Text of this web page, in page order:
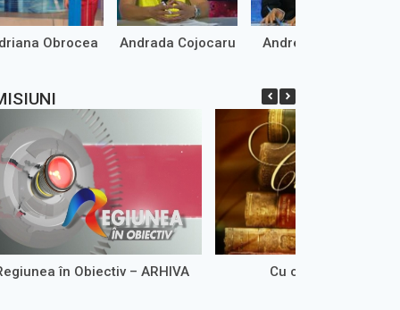
Obrocea Andrada Cojocaru Andrei Marinaș
în Obiectiv – ARHIVA Cu cărţile pe faţă